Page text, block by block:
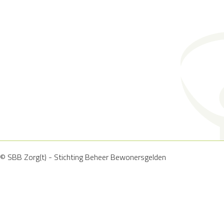
© SBB Zorg(t) - Stichting Beheer Bewonersgelden